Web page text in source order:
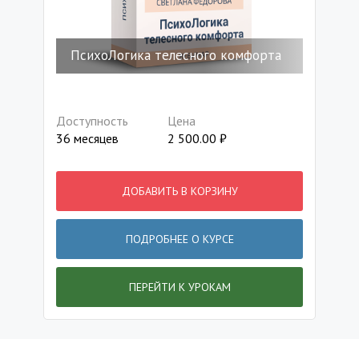
ПсихоЛогика телесного комфорта
Доступность
36 месяцев
Цена
2 500.00 ₽
ДОБАВИТЬ В КОРЗИНУ
ПОДРОБНЕЕ О КУРСЕ
ПЕРЕЙТИ К УРОКАМ